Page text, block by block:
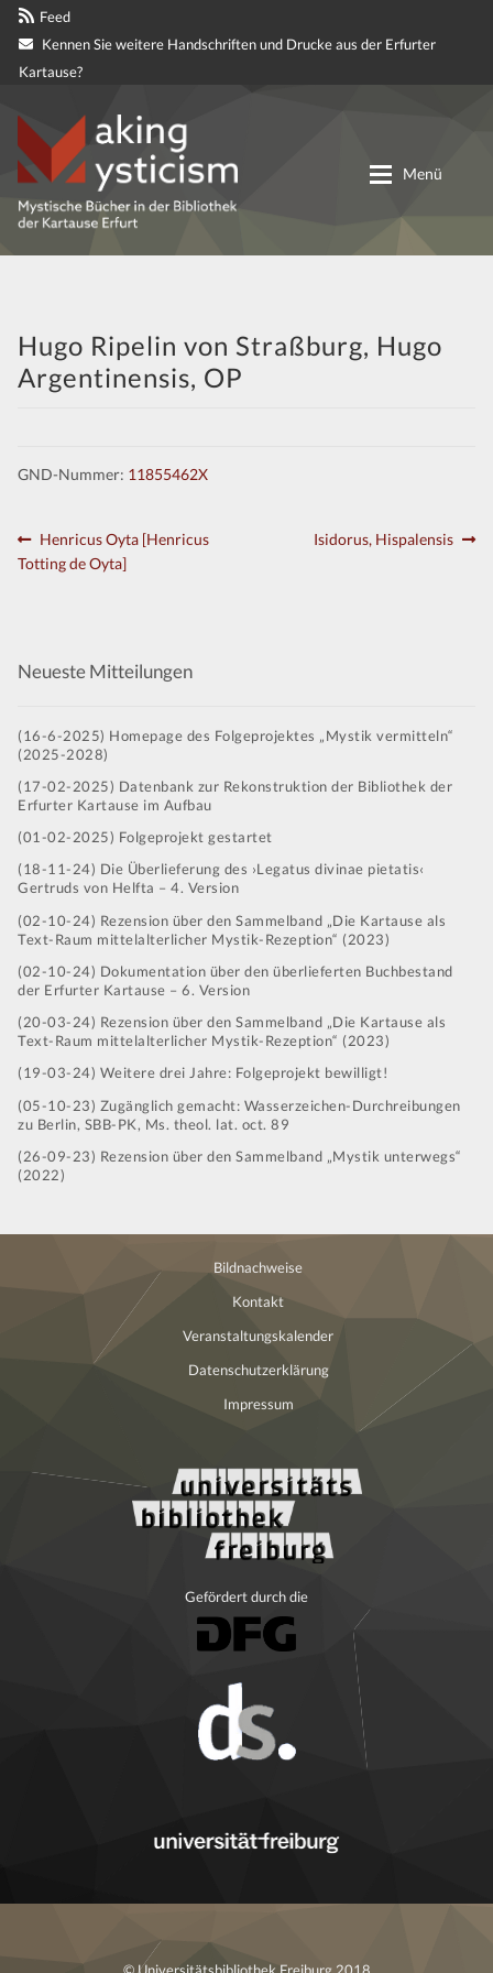
Feed
Kennen Sie weitere Handschriften und Drucke aus der Erfurter
Kartause?
Zur
Navigation
springen
Zum
Inhalt
springen
Menü
Materialien
Hugo Ripelin von Straßburg, Hugo
Argentinensis, OP
GND-Nummer: 11855462X
Beitragsnavigation
Vorheriger
Beitrag:
Henricus Oyta [Henricus
Totting de Oyta]
Nächster
Isidorus, Hispalensis
Neueste Mitteilungen
(16-6-2025) Homepage des Folgeprojektes „Mystik vermitteln“
(2025-2028)
(17-02-2025) Datenbank zur Rekonstruktion der Bibliothek der
Erfurter Kartause im Aufbau
(01-02-2025) Folgeprojekt gestartet
(18-11-24) Die Überlieferung des ›Legatus divinae pietatis‹
Gertruds von Helfta – 4. Version
(02-10-24) Rezension über den Sammelband „Die Kartause als
Text-Raum mittelalterlicher Mystik-Rezeption“ (2023)
(02-10-24) Dokumentation über den überlieferten Buchbestand
der Erfurter Kartause – 6. Version
(20-03-24) Rezension über den Sammelband „Die Kartause als
Text-Raum mittelalterlicher Mystik-Rezeption“ (2023)
(19-03-24) Weitere drei Jahre: Folgeprojekt bewilligt!
(05-10-23) Zugänglich gemacht: Wasserzeichen-Durchreibungen
zu Berlin, SBB-PK, Ms. theol. lat. oct. 89
(26-09-23) Rezension über den Sammelband „Mystik unterwegs“
(2022)
Bildnachweise
Kontakt
Veranstaltungskalender
Datenschutzerklärung
Impressum
Gefördert durch die